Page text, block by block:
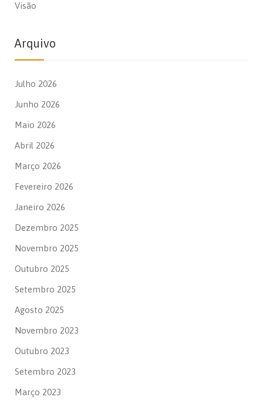
Visão
Arquivo
Julho 2026
Junho 2026
Maio 2026
Abril 2026
Março 2026
Fevereiro 2026
Janeiro 2026
Dezembro 2025
Novembro 2025
Outubro 2025
Setembro 2025
Agosto 2025
Novembro 2023
Outubro 2023
Setembro 2023
Março 2023